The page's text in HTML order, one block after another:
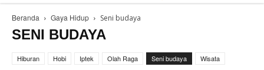
Beranda Gaya Hidup Seni budaya
SENI BUDAYA
Hiburan Hobi Iptek Olah Raga Seni budaya Wisata